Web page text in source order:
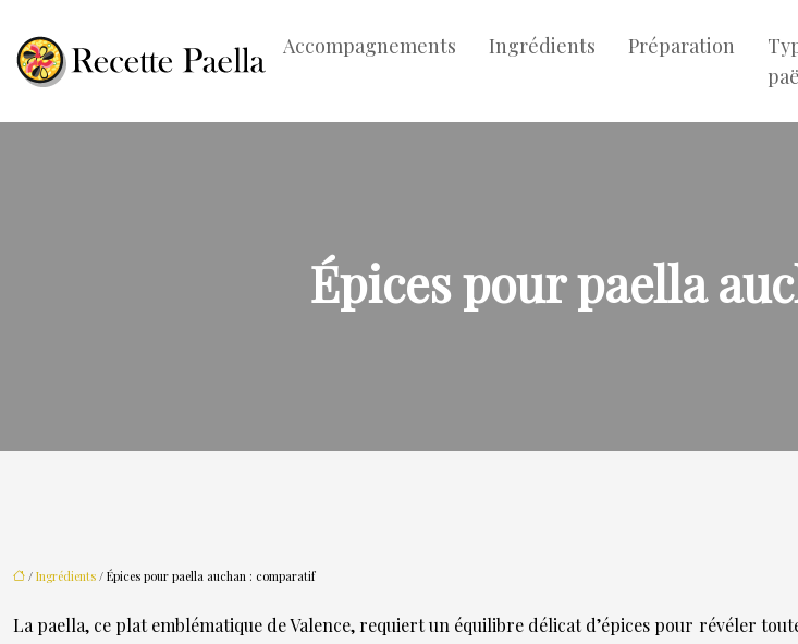
Accompagnements Ingrédients Préparation
Épices pour paella
/ Ingrédients / Épices pour paella auchan : comparatif
La paella, ce plat emblématique de Valence, requiert un équilibre délicat d’épices pour révéler